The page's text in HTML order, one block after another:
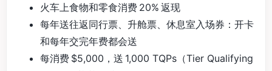
火车上食物和零食消费 20% 返现
每年送往返同行票、升舱票、休息室入场券：开卡
和每年交完年费都会送
每消费 $5,000，送 1,000 TQPs（Tier Qualifying